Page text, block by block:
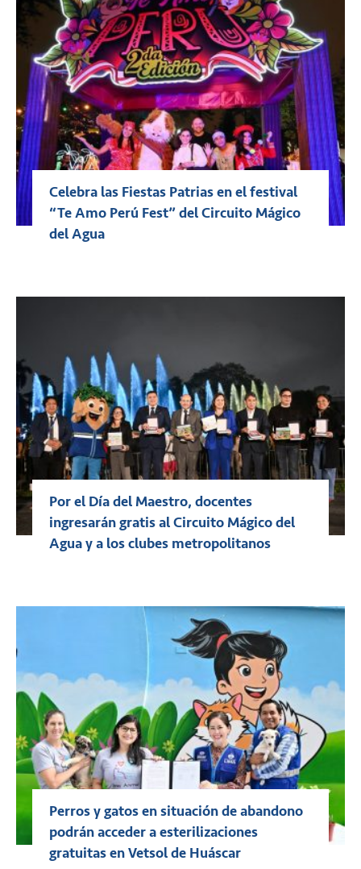
Celebra las Fiestas Patrias en el festival
“Te Amo Perú Fest” del Circuito Mágico
del Agua
Por el Día del Maestro, docentes
ingresarán gratis al Circuito Mágico del
Agua y a los clubes metropolitanos
Perros y gatos en situación de abandono
podrán acceder a esterilizaciones
gratuitas en Vetsol de Huáscar